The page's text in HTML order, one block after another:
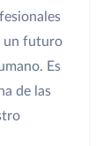
un futuro
Es
de las